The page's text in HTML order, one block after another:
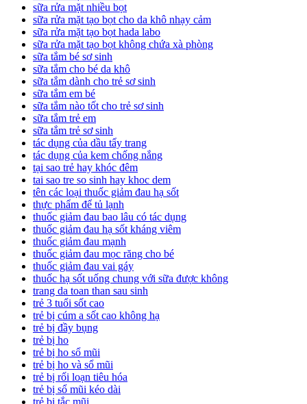
sữa rửa mặt nhiều bọt
sữa rửa mặt tạo bọt cho da khô nhạy cảm
sữa rửa mặt tạo bọt hada labo
sữa rửa mặt tạo bọt không chứa xà phòng
sữa tắm bé sơ sinh
sữa tắm cho bé da khô
sữa tắm dành cho trẻ sơ sinh
sữa tắm em bé
sữa tắm nào tốt cho trẻ sơ sinh
sữa tắm trẻ em
sữa tắm trẻ sơ sinh
tác dụng của dầu tẩy trang
tác dụng của kem chống nắng
tại sao trẻ hay khóc đêm
tai sao tre so sinh hay khoc dem
tên các loại thuốc giảm đau hạ sốt
thực phẩm để tủ lạnh
thuốc giảm đau bao lâu có tác dụng
thuốc giảm đau hạ sốt kháng viêm
thuốc giảm đau mạnh
thuốc giảm đau mọc răng cho bé
thuốc giảm đau vai gáy
thuốc hạ sốt uống chung với sữa được không
trang da toan than sau sinh
trẻ 3 tuổi sốt cao
trẻ bị cúm a sốt cao không hạ
trẻ bị đầy bụng
trẻ bị ho
trẻ bị ho sổ mũi
trẻ bị ho và sổ mũi
trẻ bị rối loạn tiêu hóa
trẻ bị sổ mũi kéo dài
trẻ bị tắc mũi